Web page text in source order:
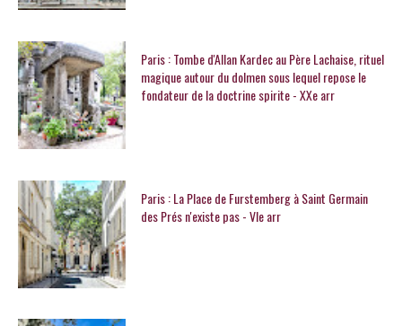
Paris : Tombe d'Allan Kardec au Père Lachaise, rituel
magique autour du dolmen sous lequel repose le
fondateur de la doctrine spirite - XXe arr
Paris : La Place de Furstemberg à Saint Germain
des Prés n'existe pas - VIe arr